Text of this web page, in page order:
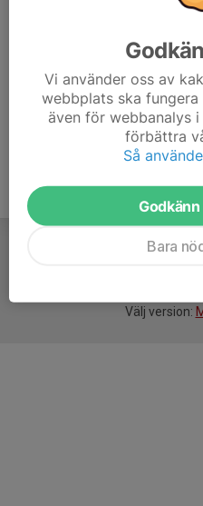
Välj version:
Vi använder oss av
webbplats ska
även för webbanalys
förbättra
Så
Bara